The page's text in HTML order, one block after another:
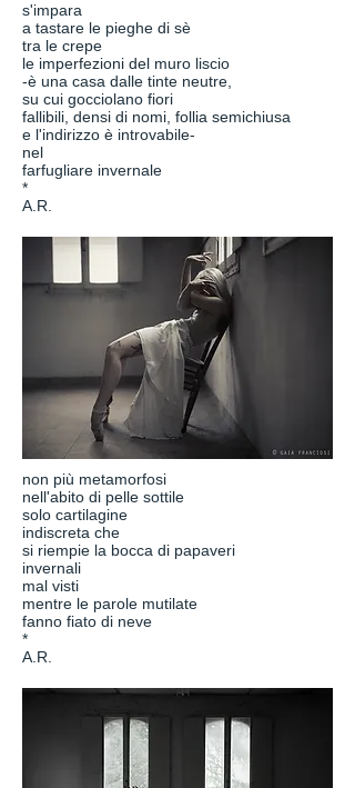
s'impara
a tastare le pieghe di sè
tra le crepe
le imperfezioni del muro liscio
-è una casa dalle tinte neutre,
su cui gocciolano fiori
fallibili, densi di nomi, follia semichiusa
e l'indirizzo è introvabile-
nel
farfugliare invernale
*
A.R.
non più metamorfosi
nell'abito di pelle sottile
solo cartilagine
indiscreta che
si riempie la bocca di papaveri
invernali
mal visti
mentre le parole mutilate
fanno fiato di neve
*
A.R.